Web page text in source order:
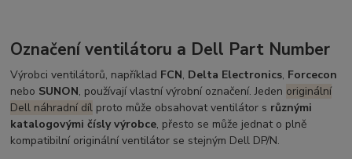
Označení ventilátoru a Dell Part Number
Výrobci ventilátorů, například FCN, Delta Electronics, Forcecon
nebo SUNON, používají vlastní výrobní označení. Jeden originální
Dell náhradní díl proto může obsahovat ventilátor s různými
katalogovými čísly výrobce, přesto se může jednat o plně
kompatibilní originální ventilátor se stejným Dell DP/N.